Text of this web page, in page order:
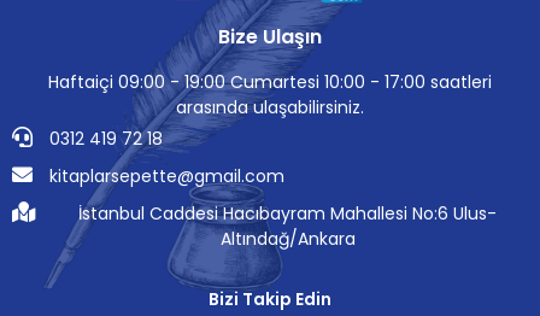
Bize Ulaşın
Haftaiçi 09:00 - 19:00 Cumartesi 10:00 - 17:00 saatleri
arasında ulaşabilirsiniz.
0312 419 72 18
kitaplarsepette@gmail.com
İstanbul Caddesi Hacıbayram Mahallesi No:6 Ulus-
Altındağ/Ankara
Bizi Takip Edin